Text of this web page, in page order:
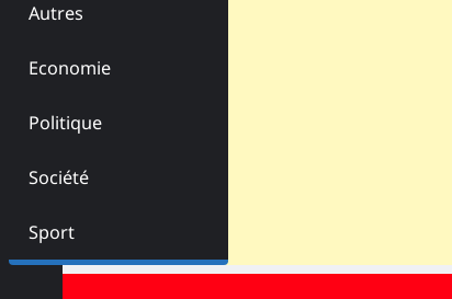
Autres
Economie
Politique
Société
Sport